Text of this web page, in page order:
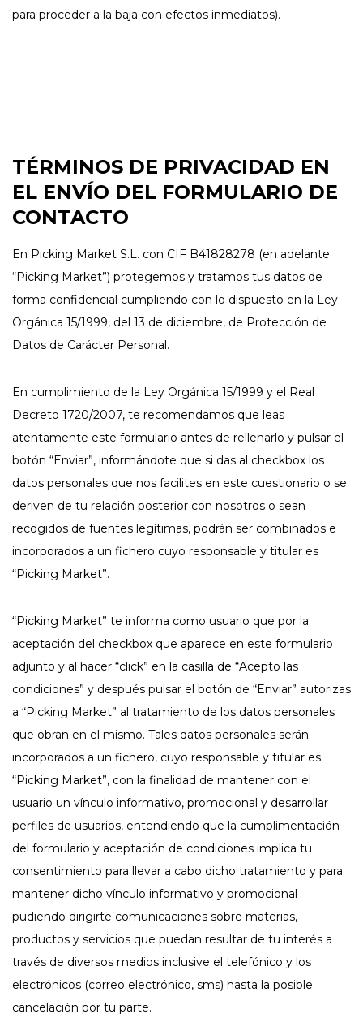
para proceder a la baja con efectos inmediatos).
TÉRMINOS DE PRIVACIDAD EN
EL ENVÍO DEL FORMULARIO DE
CONTACTO
En Picking Market S.L. con CIF B41828278 (en adelante
“Picking Market”) protegemos y tratamos tus datos de
forma confidencial cumpliendo con lo dispuesto en la Ley
Orgánica 15/1999, del 13 de diciembre, de Protección de
Datos de Carácter Personal.
En cumplimiento de la Ley Orgánica 15/1999 y el Real
Decreto 1720/2007, te recomendamos que leas
atentamente este formulario antes de rellenarlo y pulsar el
botón “Enviar”, informándote que si das al checkbox los
datos personales que nos facilites en este cuestionario o se
deriven de tu relación posterior con nosotros o sean
recogidos de fuentes legítimas, podrán ser combinados e
incorporados a un fichero cuyo responsable y titular es
“Picking Market”.
“Picking Market” te informa como usuario que por la
aceptación del checkbox que aparece en este formulario
adjunto y al hacer “click” en la casilla de “Acepto las
condiciones” y después pulsar el botón de “Enviar” autorizas
a “Picking Market” al tratamiento de los datos personales
que obran en el mismo. Tales datos personales serán
incorporados a un fichero, cuyo responsable y titular es
“Picking Market”, con la finalidad de mantener con el
usuario un vínculo informativo, promocional y desarrollar
perfiles de usuarios, entendiendo que la cumplimentación
del formulario y aceptación de condiciones implica tu
consentimiento para llevar a cabo dicho tratamiento y para
mantener dicho vínculo informativo y promocional
pudiendo dirigirte comunicaciones sobre materias,
productos y servicios que puedan resultar de tu interés a
través de diversos medios inclusive el telefónico y los
electrónicos (correo electrónico, sms) hasta la posible
cancelación por tu parte.